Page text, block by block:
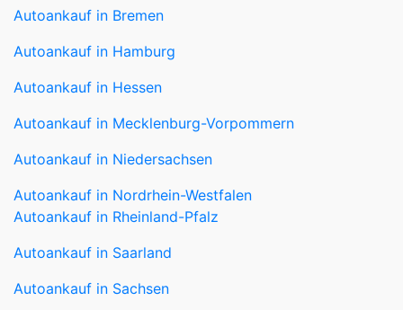
Autoankauf in Niedersachsen
Autoankauf in Rheinland-Pfalz